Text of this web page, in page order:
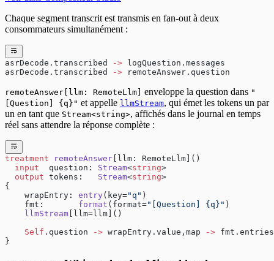
Chaque segment transcrit est transmis en fan-out à deux
consommateurs simultanément :
asrDecode.transcribed -> logQuestion.messages
asrDecode.transcribed
-> remoteAnswer.question
remoteAnswer[llm: RemoteLlm] enveloppe la question dans "
[Question] {q}" et appelle llmStream, qui émet les tokens un par
un en tant que Stream<string>, affichés dans le journal en temps
réel sans attendre la réponse complète :
treatment remoteAnswer [llm: RemoteLlm]()
  input
  question:
Stream<string>
  output
tokens: Stream<string>
{
    wrapEntry:
entry(key="q" )
    fmt:
format (format="[Question] {q}" )
    llmStream
[llm=llm]()
    Self
.question -> wrapEntry.value,map ->
}